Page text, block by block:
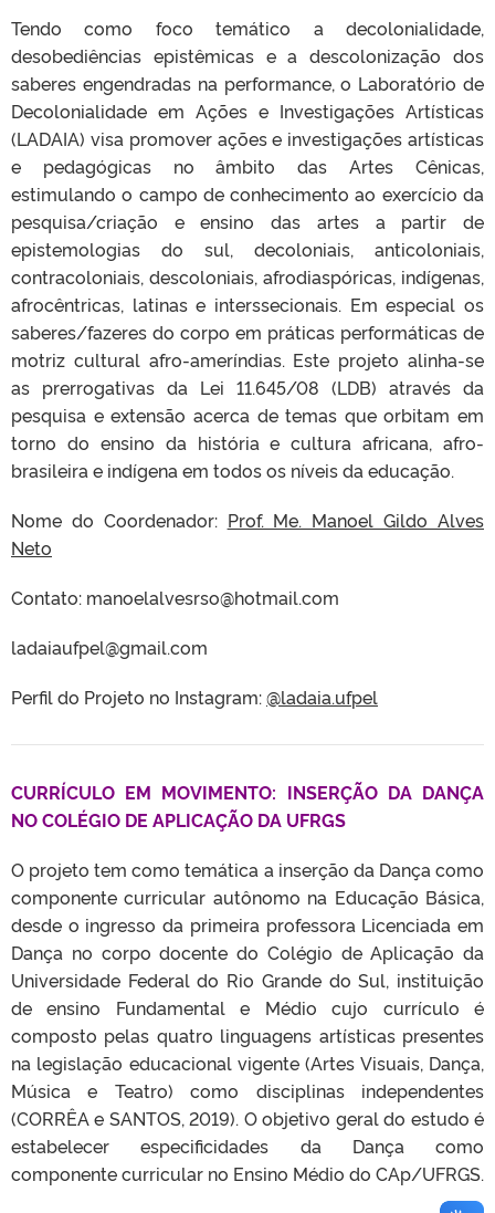
Tendo como foco temático a decolonialidade,
desobediências epistêmicas e a descolonização dos
saberes engendradas na performance, o Laboratório de
Decolonialidade em Ações e Investigações Artísticas
(LADAIA) visa promover ações e investigações artísticas
e pedagógicas no âmbito das Artes Cênicas,
estimulando o campo de conhecimento ao exercício da
pesquisa/criação e ensino das artes a partir de
epistemologias do sul, decoloniais, anticoloniais,
contracoloniais, descoloniais, afrodiaspóricas, indígenas,
afrocêntricas, latinas e interssecionais. Em especial os
saberes/fazeres do corpo em práticas performáticas de
motriz cultural afro-ameríndias. Este projeto alinha-se
as prerrogativas da Lei 11.645/08 (LDB) através da
pesquisa e extensão acerca de temas que orbitam em
torno do ensino da história e cultura africana, afro-
brasileira e indígena em todos os níveis da educação.
Nome do Coordenador: Prof. Me. Manoel Gildo Alves
Neto
Contato: manoelalvesrso@hotmail.com
ladaiaufpel@gmail.com
Perfil do Projeto no Instagram:@ladaia.ufpel
CURRÍCULO EM MOVIMENTO: INSERÇÃO DA DANÇA
NO COLÉGIO DE APLICAÇÃO DA UFRGS
O projeto tem como temática a inserção da Dança como
componente curricular autônomo na Educação Básica,
desde o ingresso da primeira professora Licenciada em
Dança no corpo docente do Colégio de Aplicação da
Universidade Federal do Rio Grande do Sul, instituição
de ensino Fundamental e Médio cujo currículo é
composto pelas quatro linguagens artísticas presentes
na legislação educacional vigente (Artes Visuais, Dança,
Música e Teatro) como disciplinas independentes
(CORRÊA e SANTOS, 2019). O objetivo geral do estudo é
estabelecer especificidades da Dança como
componente curricular no Ensino Médio do CAp/UFRGS.